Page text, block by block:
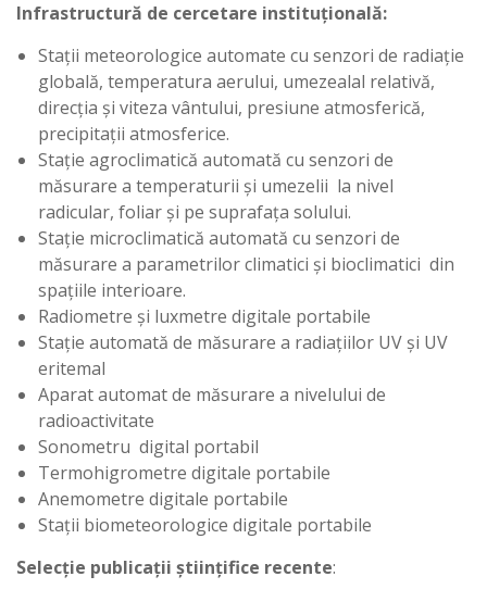
Infrastructură de cercetare instituţională:
Staţii meteorologice automate cu senzori de radiaţie
globală, temperatura aerului, umezealal relativă,
direcţia şi viteza vântului, presiune atmosferică,
precipitaţii atmosferice.
Staţie agroclimatică automată cu senzori de
măsurare a temperaturii şi umezelii la nivel
radicular, foliar şi pe suprafaţa solului.
Staţie microclimatică automată cu senzori de
măsurare a parametrilor climatici şi bioclimatici din
spaţiile interioare.
Radiometre şi luxmetre digitale portabile
Staţie automată de măsurare a radiaţiilor UV şi UV
eritemal
Aparat automat de măsurare a nivelului de
radioactivitate
Sonometru digital portabil
Termohigrometre digitale portabile
Anemometre digitale portabile
Staţii biometeorologice digitale portabile
Selecţie publicaţii ştiinţifice recente: